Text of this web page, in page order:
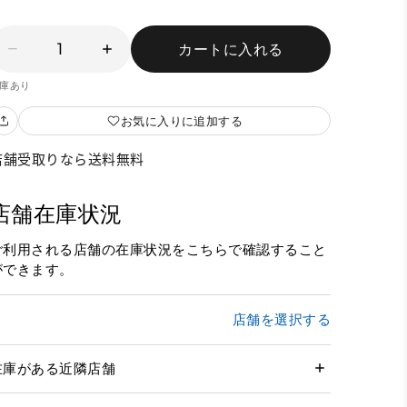
1 カートに入れる
あり
お気に入りに追加する
舗受取りなら送料無料
舗在庫状況
利用される店舗の在庫状況をこちらで確認すること
きます。
店舗を選択する
庫がある近隣店舗